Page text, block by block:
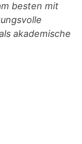
besten mit
akademische